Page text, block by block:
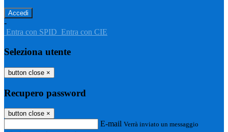
-
Entra con SPID Entra con CIE
Seleziona utente
button close ×
Recupero password
button close ×
E-mail Verrà inviato un messaggio